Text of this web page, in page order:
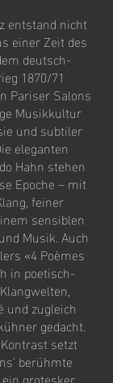
entstand nicht
einer Zeit des
deutsch-
1870/71
Pariser Salons
Musikkultur
und subtiler
eleganten
Hahn stehen
Epoche – mit
feiner
sensiblen
Musik. Auch
«4 Poèmes
in poetisch-
und zugleich
gedacht.
setzt
berühmte